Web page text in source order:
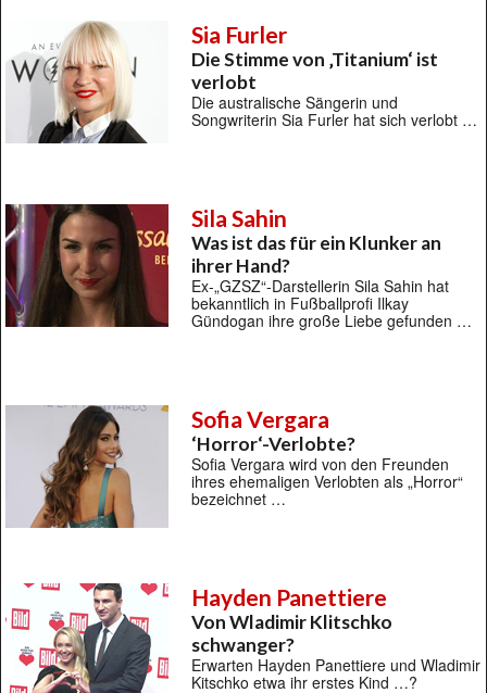
Sia Furler
Die Stimme von ‚Titanium‘ ist
verlobt
Die australische Sängerin und
Songwriterin Sia Furler hat sich verlobt …
Sila Sahin
Was ist das für ein Klunker an
ihrer Hand?
Ex-„GZSZ“-Darstellerin Sila Sahin hat
bekanntlich in Fußballprofi Ilkay
Gündogan ihre große Liebe gefunden …
Sofia Vergara
‘Horror‘-Verlobte?
Sofia Vergara wird von den Freunden
ihres ehemaligen Verlobten als „Horror“
bezeichnet …
Hayden Panettiere
Von Wladimir Klitschko
schwanger?
Erwarten Hayden Panettiere und Wladimir
Kitschko etwa ihr erstes Kind …?